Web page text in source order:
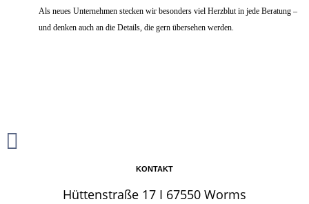
Als neues Unternehmen stecken wir besonders viel Herzblut in jede Beratung –
und denken auch an die Details, die gern übersehen werden.

KONTAKT
Hüttenstraße 17 I 67550 Worms